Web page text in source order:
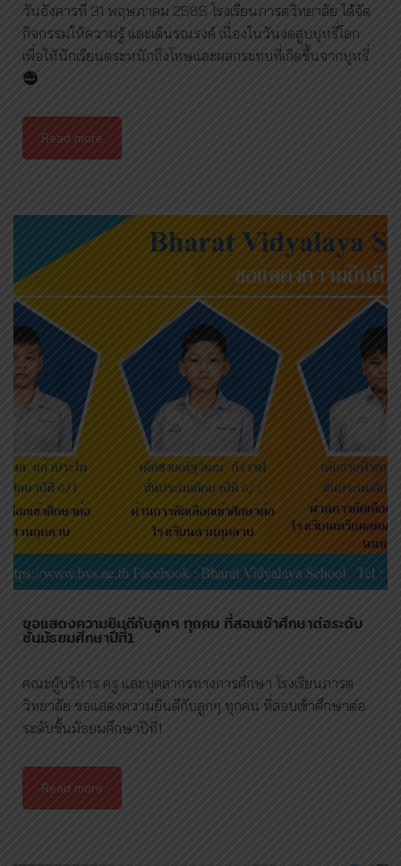
วันอังคารที่​ 31​ พฤษภาคม​ 2565​ โรงเรียนภารต​วิทยาลัย​ ได้จัด
กิจกรรม​ให้ความรู้​ และเดินรณรงค์​ เนื่องในวันงดสูบบุหรี่​โลก​
เพื่อให้นักเรียนตระหนักถึงโทษและผลกระทบที่เกิดขึ้นจากบุหรี่​
Read more
ขอแสดงความยินดีกับลูกๆ ทุกคน ที่สอบเข้าศึกษาต่อระดับ
ชั้นมัธยมศึกษาปีที่1
คณะผู้บริหาร ครู และบุคลากรทางการศึกษา โรงเรียนภารต
วิทยาลัย ขอแสดงความยินดีกับลูกๆ ทุกคน ที่สอบเข้าศึกษาต่อ
ระดับชั้นมัธยมศึกษาปีที่1
Read more